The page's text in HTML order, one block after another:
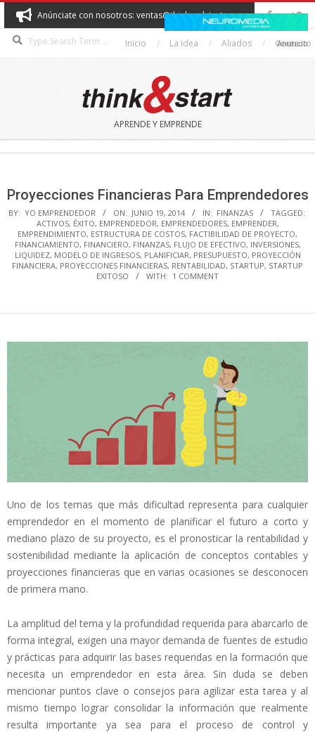
Skip
to
content
Anúnciate con nosotros: ventas@thinkandstart.com
Inicio La idea Aliados Contacto
THINK&START
APRENDE Y EMPRENDE
Anuncio
Proyecciones Financieras Para Emprendedores
BY: YO EMPRENDEDOR ON: JUNIO 19, 2014 IN: FINANZAS
TAGGED:
ACTIVOS, ÉXITO, EMPRENDEDOR, EMPRENDEDORES, EMPRENDER,
EMPRENDIMIENTO, ESTRUCTURA DE COSTOS, FACTIBILIDAD DE PROYECTO,
FINANCIAMIENTO, FINANCIERO, FINANZAS, FLUJO DE EFECTIVO, INVERSIONES,
LIQUIDEZ, MODELO DE INGRESOS, PLANIFICIAR, PRESUPUESTO, PROYECCIÓN
FINANCIERA, PROYECCIONES FINANCIERAS, RENTABILIDAD, STARTUP, STARTUP
EXITOSO
WITH: 1 COMMENT
Uno de los temas que más dificultad representa para cualquier
emprendedor en el momento de planificar el futuro a corto y
mediano plazo de su proyecto, es el pronosticar la rentabilidad y
sostenibilidad mediante la aplicación de conceptos contables y
proyecciones financieras que en varias ocasiones se desconocen
de primera mano.
La amplitud del tema y la profundidad requerida para abarcarlo de
forma integral, exigen una mayor demanda de fuentes de estudio
y prácticas para adquirir las bases requeridas en la formación que
necesita un emprendedor en esta área. Sin duda se deben
mencionar puntos clave o consejos para agilizar esta tarea y al
mismo tiempo lograr consolidar la información que realmente
resulta importante ya sea para el proceso de control y